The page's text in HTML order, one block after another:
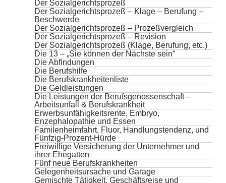
Der Sozialgerichtsprozeß
Der Sozialgerichtsprozeß – Klage – Berufung –
Beschwerde
Der Sozialgerichtsprozeß – Prozeßvergleich
Der Sozialgerichtsprozeß – Revision
Der Sozialgerichtsprozeß (Klage, Berufung, etc.)
Die 13 – „Sie können der Nächste sein“
Die Abfindungen
Die Berufshilfe
Die Berufskrankheitenliste
Die Geldleistungen
Die Leistungen der Berufsgenossenschaft –
Arbeitsunfall & Berufskrankheit
Erwerbsunfähigkeitsrente, Embryo,
Enzephalopathie und Essen
Familenheimfahrt, Fluor, Handlungstendenz, und
Fünfzig-Prozent-Hürde
Freiwillige Versicherung der Unternehmer und
ihrer Ehegatten
Fünf neue Berufskrankheiten
Gelegenheitsursache und Garage
Gemischte Tätigkeit, Geschäftsreise und